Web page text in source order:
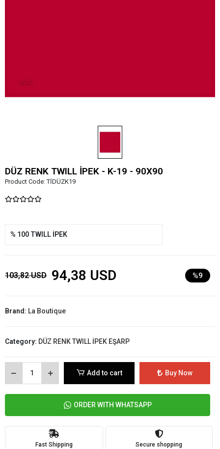
DÜZ RENK TWILL İPEK - K-19 - 90X90
Product Code:TİDÜZK19
% 100 TWILL İPEK
103,82 USD 94,38 USD %9
Brand: La Boutique
Category: DÜZ RENK TWILL İPEK EŞARP
Add to cart Buy Now
ORDER WITH WHATSAPP
Fast Shipping Secure shopping